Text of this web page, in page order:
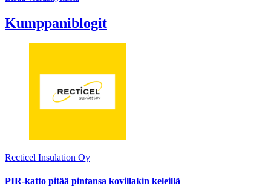
Kumppaniblogit
Recticel Insulation Oy
PIR-katto pitää pintansa kovillakin keleillä